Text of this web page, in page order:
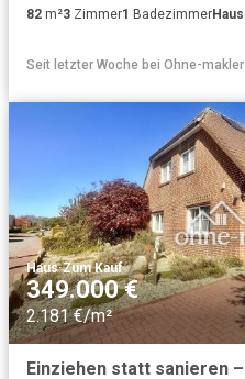
82 m²3 Zimmer1 BadezimmerHaus
Seit letzter Woche bei Ohne-makler
Haus·Zum Kauf
349.000 €
2.181 €/m²